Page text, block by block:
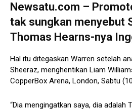
Newsatu.com –
tak sungkan menyebut
Thomas Hearns-nya
Hal itu ditegaskan Warren setelah
Sheeraz, menghentikan Liam
CopperBox Arena, London, Sabtu
“Dia mengingatkan saya, dia adalah